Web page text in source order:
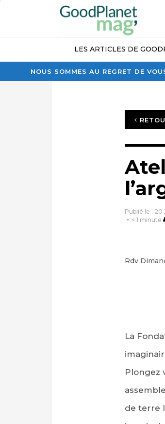
NOUS SOMMES AU REGRET DE
LES ARTICLES DE
Publié le : 20
< 1 minute
Rdv
La
Plongez
de terre